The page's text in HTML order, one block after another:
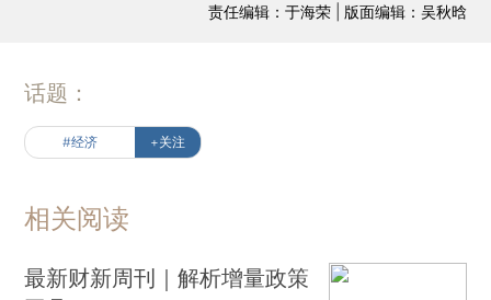
责任编辑：于海荣 | 版面编辑：吴秋晗
话题：
#经济 +关注
相关阅读
最新财新周刊｜解析增量政策